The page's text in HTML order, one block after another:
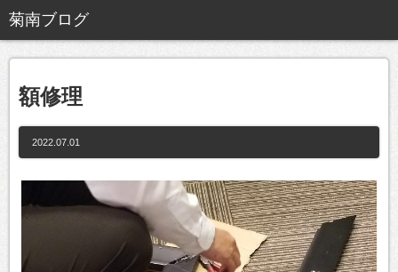
額修理
2022.07.01